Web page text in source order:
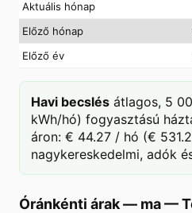
Aktuális hónap
Előző hónap
Előző év
Havi becslés átlagos, 5
kWh/hó) fogyasztású
áron: € 44.27 / hó (€
nagykereskedelmi, adók
Óránkénti árak — ma—